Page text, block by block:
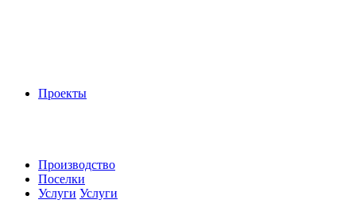
Проекты
Производство
Поселки
Услуги Услуги